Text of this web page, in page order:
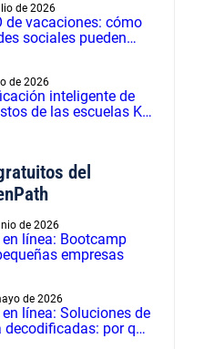
de 2026
de vacaciones: cómo
sociales pueden
de 2026
inteligente de
de las escuelas K-
del
de 2026
en línea: Bootcamp
empresas
de 2026
en línea: Soluciones de
decodificadas: por qué